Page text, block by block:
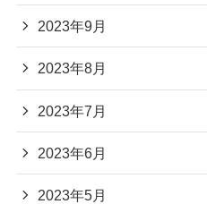
2023年9月
2023年8月
2023年7月
2023年6月
2023年5月